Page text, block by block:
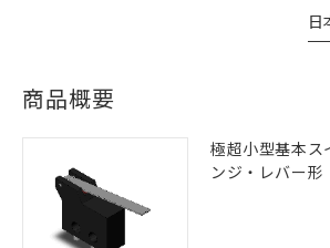
日
商品概要
極超小型基本ス
ンジ・レバー形